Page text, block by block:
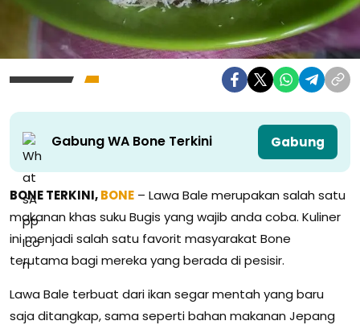
Gabung WA Bone Terkini Gabung
BONE TERKINI,BONE – Lawa Bale merupakan salah satu
makanan khas suku Bugis yang wajib anda coba. Kuliner
ini menjadi salah satu favorit masyarakat Bone
terutama bagi mereka yang berada di pesisir.
Lawa Bale terbuat dari ikan segar mentah yang baru
saja ditangkap, sama seperti bahan makanan Jepang